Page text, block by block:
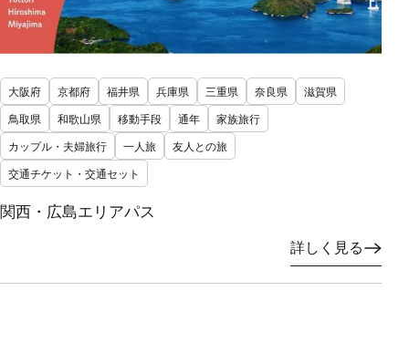
大阪府 京都府 福井県 兵庫県 三重県 奈良県
滋賀県
鳥取県
和歌山県 移動手段 通年
家族旅行
カップル・夫婦旅行
一人旅
友人との旅
交通チケット・交通セット
関西・広島エリアパス
詳しく見る